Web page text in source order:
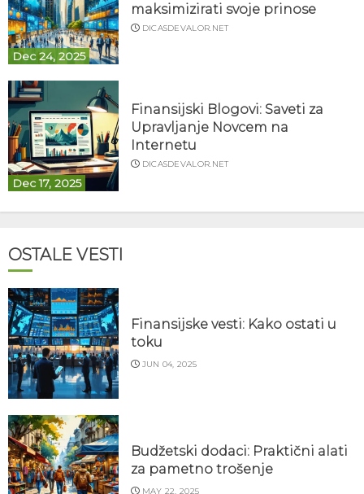
Dec 24, 2025
maksimizirati svoje prinose
DICASDEVALOR.NET
Dec 17, 2025
Finansijski Blogovi: Saveti za
Upravljanje Novcem na
Internetu
DICASDEVALOR.NET
OSTALE VESTI
Finansijske vesti: Kako ostati u
toku
JUN 04, 2025
Budžetski dodaci: Praktični alati
za pametno trošenje
MAY 22, 2025